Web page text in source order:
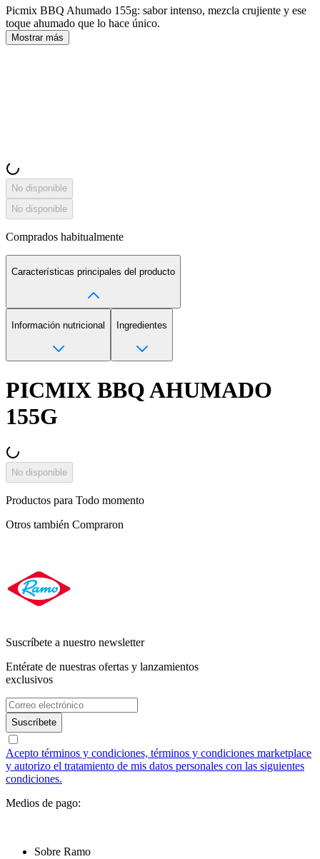
Picmix BBQ Ahumado 155g: sabor intenso, mezcla crujiente y ese
toque ahumado que lo hace único.
Mostrar más
No disponible
No disponible
Comprados habitualmente
Características principales del producto
Información nutricional Ingredientes
PICMIX BBQ AHUMADO
155G
No disponible
Productos para Todo momento
Otros también Compraron
Suscríbete a nuestro newsletter
Entérate de nuestras ofertas y lanzamientos
exclusivos
Suscríbete
Acepto términos y condiciones, términos y condiciones marketplace
y autorizo el tratamiento de mis datos personales con las siguientes
condiciones.
Medios de pago:
Sobre Ramo